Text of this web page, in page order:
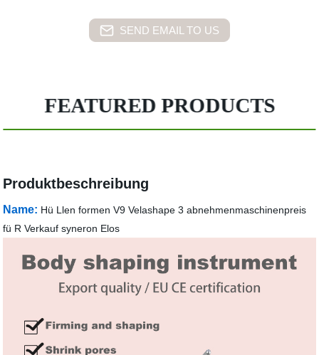
SEND EMAIL TO US
FEATURED PRODUCTS
Produktbeschreibung
Name: Hü Llen formen V9 Velashape 3 abnehmenmaschinenpreis
fü R Verkauf syneron Elos